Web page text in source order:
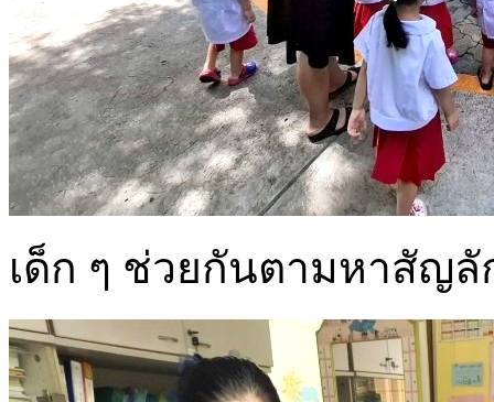
เด็ก ๆ ช่วยกันตามหาสัญ